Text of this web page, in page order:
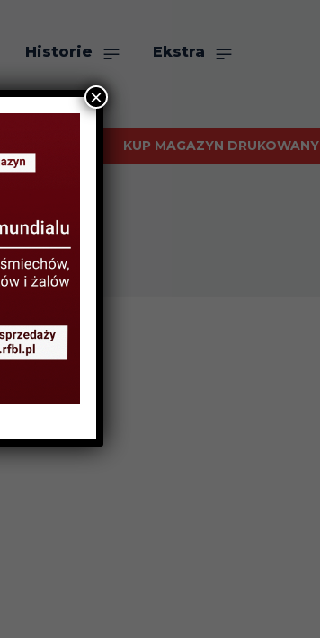
Historie Ekstra
KUP MAGAZYN DRUKOWANY
×